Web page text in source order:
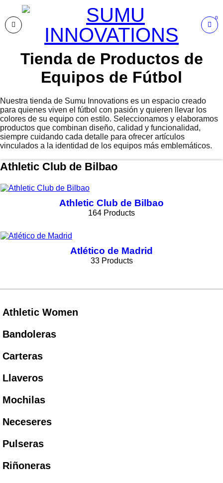
0
Tienda de Productos de
Equipos de Fútbol
Nuestra tienda de Sumu Innovations es un espacio creado
para quienes viven el fútbol con pasión y quieren llevar los
colores de su equipo con estilo. Seleccionamos y elaboramos
productos que combinan diseño, calidad y funcionalidad,
siempre cuidando cada detalle para ofrecer artículos
vinculados a la identidad de los equipos más emblemáticos.
Athletic Club de Bilbao
Athletic Club de Bilbao
164 Products
Atlético de Madrid
33 Products
Athletic Women
Bandoleras
Carteras
Llaveros
Mochilas
Neceseres
Pulseras
Riñoneras